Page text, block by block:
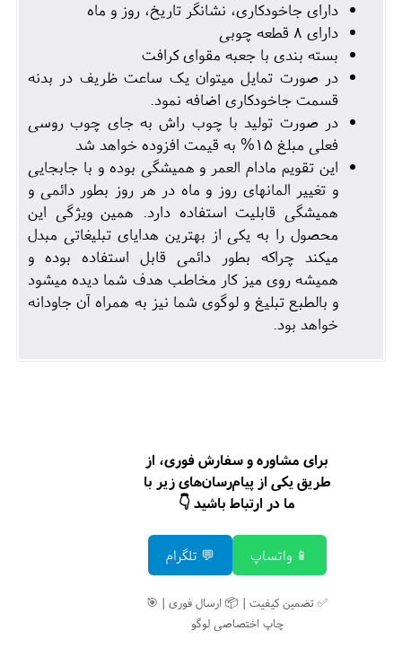
دارای جاخودکاری، نشانگر تاریخ، روز و ماه
دارای 8 قطعه چوبی
بسته بندی با جعبه مقوای کرافت
در صورت تمایل میتوان یک ساعت ظریف در بدنه
قسمت جاخودکاری اضافه نمود.
در صورت تولید با چوب راش به جای چوب روسی
فعلی مبلغ 15% به قیمت افزوده خواهد شد
این تقویم مادام العمر و همیشگی بوده و با جابجایی
و تغییر المانهای روز و ماه در هر روز بطور دائمی و
همیشگی قابلیت استفاده دارد. همین ویژگی این
محصول را به یکی از بهترین هدایای تبلیغاتی مبدل
میکند چراکه بطور دائمی قابل استفاده بوده و
همیشه روی میز کار مخاطب هدف شما دیده میشود
و بالطبع تبلیغ و لوگوی شما نیز به همراه آن جاودانه
خواهد بود.
برای مشاوره و سفارش فوری، از
طریق یکی از پیام‌رسان‌های زیر با
ما در ارتباط باشید 👇
📱 واتساپ 💬 تلگرام
✅ تضمین کیفیت | 📦 ارسال فوری | 🎯
چاپ اختصاصی لوگو